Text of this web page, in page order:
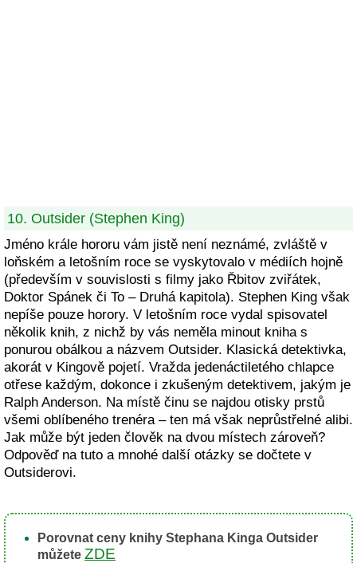
10. Outsider (Stephen King)
Jméno krále hororu vám jistě není neznámé, zvláště v
loňském a letošním roce se vyskytovalo v médiích hojně
(především v souvislosti s filmy jako Řbitov zviřátek,
Doktor Spánek či To – Druhá kapitola). Stephen King však
nepíše pouze horory. V letošním roce vydal spisovatel
několik knih, z nichž by vás neměla minout kniha s
ponurou obálkou a názvem Outsider. Klasická detektivka,
akorát v Kingově pojetí. Vražda jedenáctiletého chlapce
otřese každým, dokonce i zkušeným detektivem, jakým je
Ralph Anderson. Na místě činu se najdou otisky prstů
všemi oblíbeného trenéra – ten má však neprůstřelné alibi.
Jak může být jeden člověk na dvou místech zároveň?
Odpověď na tuto a mnohé další otázky se dočtete v
Outsiderovi.
Porovnat ceny knihy Stephana Kinga Outsider
můžete ZDE